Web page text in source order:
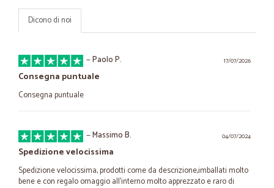
Dicono di noi
17/07/2026
—Paolo P.
Consegna puntuale
Consegna puntuale
04/07/2024
—Massimo B.
Spedizione velocissima
Spedizione velocissima, prodotti come da descrizione,imballati molto
bene e con regalo omaggio all’interno molto apprezzato e raro di